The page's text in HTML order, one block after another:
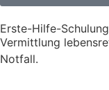
Erste-Hilfe-
Vermittlung
Notfall.